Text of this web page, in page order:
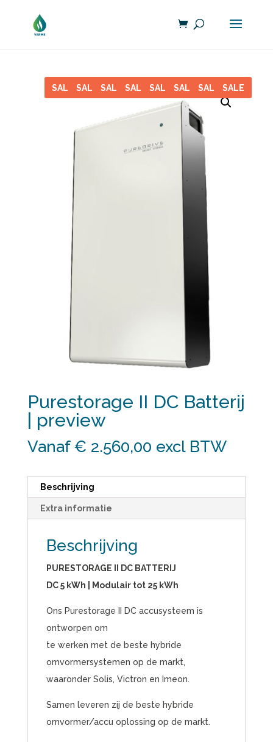
SALE SALE SALE SALE SALE SALE SALE SALE
Purestorage II DC Batterij
| preview
Vanaf € 2.560,00 excl BTW
Beschrijving
Extra informatie
Beschrijving
PURESTORAGE II DC BATTERIJ
DC 5 kWh | Modulair tot 25 kWh
Ons Purestorage II DC accusysteem is
ontworpen om
te werken met de beste hybride
omvormersystemen op de markt,
waaronder Solis, Victron en Imeon.
Samen leveren zij de beste hybride
omvormer/accu oplossing op de markt.